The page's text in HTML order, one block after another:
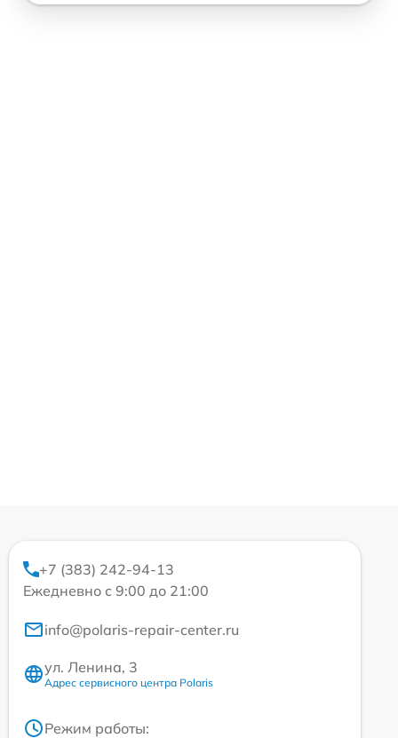
+7 (383) 242-94-13
Ежедневно с 9:00 до 21:00
info@polaris-repair-center.ru
ул. Ленина, 3
Адрес сервисного центра Polaris
Режим работы: